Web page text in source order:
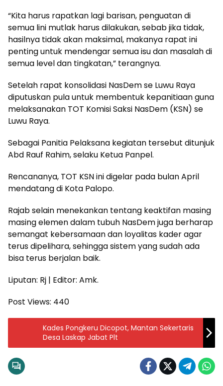
“Kita harus rapatkan lagi barisan, penguatan di
semua lini mutlak harus dilakukan, sebab jika tidak,
hasilnya tidak akan maksimal, makanya rapat ini
penting untuk mendengar semua isu dan masalah di
semua level dan tingkatan,” terangnya.
Setelah rapat konsolidasi NasDem se Luwu Raya
diputuskan pula untuk membentuk kepanitiaan guna
melaksanakan TOT Komisi Saksi NasDem (KSN) se
Luwu Raya.
Sebagai Panitia Pelaksana kegiatan tersebut ditunjuk
Abd Rauf Rahim, selaku Ketua Panpel.
Rencananya, TOT KSN ini digelar pada bulan April
mendatang di Kota Palopo.
Rajab selain menekankan tentang keaktifan masing
masing elemen dalam tubuh NasDem juga berharap
semangat kebersamaan dan loyalitas kader agar
terus dipelihara, sehingga sistem yang sudah ada
bisa terus berjalan baik.
Liputan: Rj | Editor: Amk.
Post Views: 440
Kades Pongkeru Dicopot, Mantan Sekertaris
Desa Laskap Jabat Plt